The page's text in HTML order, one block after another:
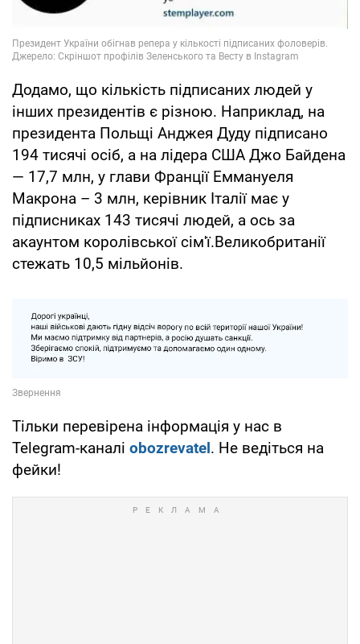
Додамо, що кількість підписаних людей у
інших президентів є різною. Наприклад, на
президента Польщі Анджея Дуду підписано
194 тисячі осіб, а на лідера США Джо Байдена
— 17,7 млн, у глави Франції Еммануеля
Макрона – 3 млн, керівник Італії має у
підписниках 143 тисячі людей, а ось за
акаунтом королівської сім'ї.Великобританії
стежать 10,5 мільйонів.
Тільки перевірена інформація у нас в
Telegram-каналі obozrevatel. Не ведіться на
фейки!